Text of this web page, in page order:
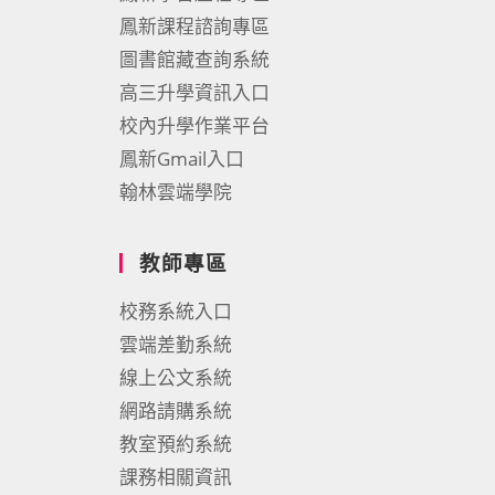
鳳新課程諮詢專區
圖書館藏查詢系統
高三升學資訊入口
校內升學作業平台
鳳新Gmail入口
翰林雲端學院
教師專區
校務系統入口
雲端差勤系統
線上公文系統
網路請購系統
教室預約系統
課務相關資訊